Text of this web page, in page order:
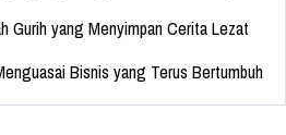
Gurih yang Menyimpan Cerita Lezat
Bisnis yang Terus Bertumbuh